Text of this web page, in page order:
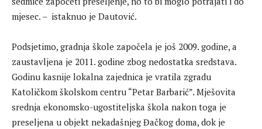
mjesec. – istaknuo je Dautović.
Podsjetimo, gradnja škole započela je još 2009. godine, a
zaustavljena je 2011. godine zbog nedostatka sredstava.
Godinu kasnije lokalna zajednica je vratila zgradu
Katoličkom školskom centru “Petar Barbarić”. Mješovita
srednja ekonomsko-ugostiteljska škola nakon toga je
preseljena u objekt nekadašnjeg Đačkog doma, dok je